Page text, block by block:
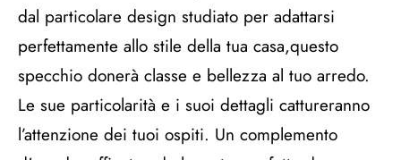
dal particolare design studiato per adattarsi
perfettamente allo stile della tua casa,questo
specchio donerà classe e bellezza al tuo arredo.
Le sue particolarità e i suoi dettagli cattureranno
l’attenzione dei tuoi ospiti. Un complemento